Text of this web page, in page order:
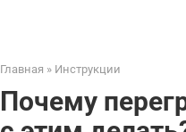
Главная » Инструкции
Почему